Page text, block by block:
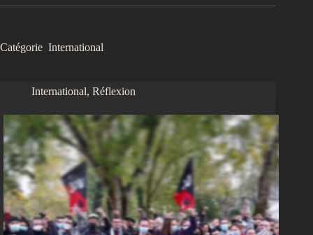
Catégorie International
International, Réflexion